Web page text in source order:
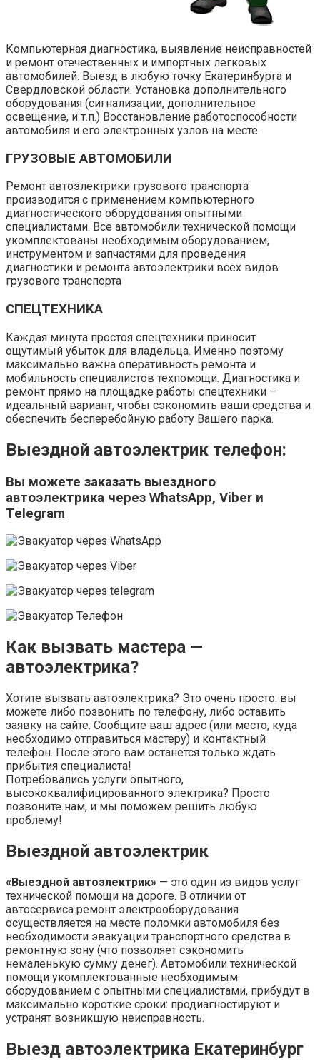
Компьютерная диагностика, выявление неисправностей
и ремонт отечественных и импортных легковых
автомобилей. Выезд в любую точку Екатеринбурга и
Свердловской области. Установка дополнительного
оборудования (сигнализации, дополнительное
освещение, и т.п.) Восстановление работоспособности
автомобиля и его электронных узлов на месте.
ГРУЗОВЫЕ АВТОМОБИЛИ
Ремонт автоэлектрики грузового транспорта
производится с применением компьютерного
диагностического оборудования опытными
специалистами. Все автомобили технической помощи
укомплектованы необходимым оборудованием,
инструментом и запчастями для проведения
диагностики и ремонта автоэлектрики всех видов
грузового транспорта
СПЕЦТЕХНИКА
Каждая минута простоя спецтехники приносит
ощутимый убыток для владельца. Именно поэтому
максимально важна оперативность ремонта и
мобильность специалистов техпомощи. Диагностика и
ремонт прямо на площадке работы спецтехники –
идеальный вариант, чтобы сэкономить ваши средства и
обеспечить бесперебойную работу Вашего парка.
Выездной автоэлектрик телефон:
Вы можете заказать выездного
автоэлектрика через WhatsApp, Viber и
Telegram
Как вызвать мастера —
автоэлектрика?
Хотите вызвать автоэлектрика? Это очень просто: вы
можете либо позвонить по телефону, либо оставить
заявку на сайте. Сообщите ваш адрес (или место, куда
необходимо отправиться мастеру) и контактный
телефон. После этого вам останется только ждать
прибытия специалиста!
Потребовались услуги опытного,
высококвалифицированного электрика? Просто
позвоните нам, и мы поможем решить любую
проблему!
Выездной автоэлектрик
«Выездной автоэлектрик» — это один из видов услуг
технической помощи на дороге. В отличии от
автосервиса ремонт электрооборудования
осуществляется на месте поломки автомобиля без
необходимости эвакуации транспортного средства в
ремонтную зону (что позволяет сэкономить
немаленькую сумму денег). Автомобили технической
помощи укомплектованные необходимым
оборудованием с опытными специалистами, прибудут в
максимально короткие сроки: продиагностируют и
устранят возникшую неисправность.
Выезд автоэлектрика Екатеринбург